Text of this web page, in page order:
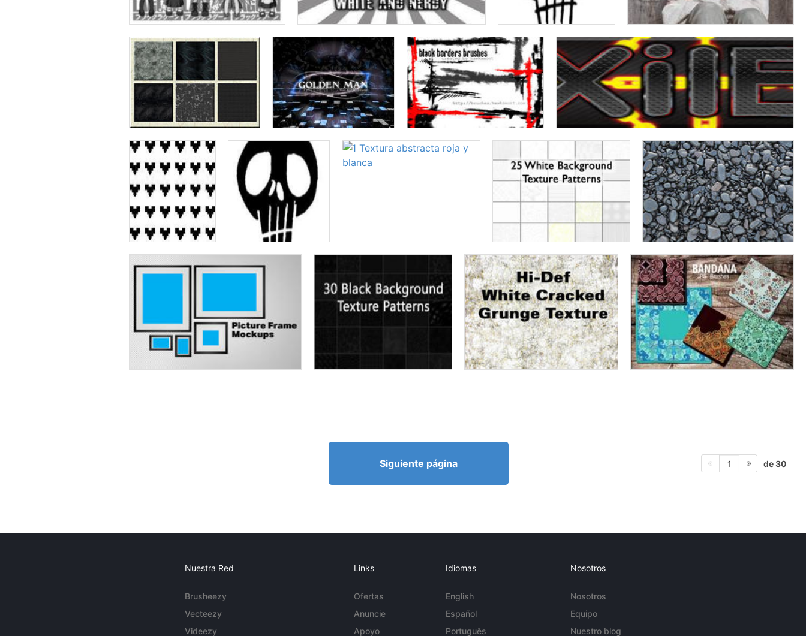
Siguiente página 1 de 30
Nuestra Red
Brusheezy
Vecteezy
Videezy
Links
Ofertas
Anuncie
Apoyo
Idiomas
English
Español
Português
Nosotros
Nosotros
Equipo
Nuestro blog